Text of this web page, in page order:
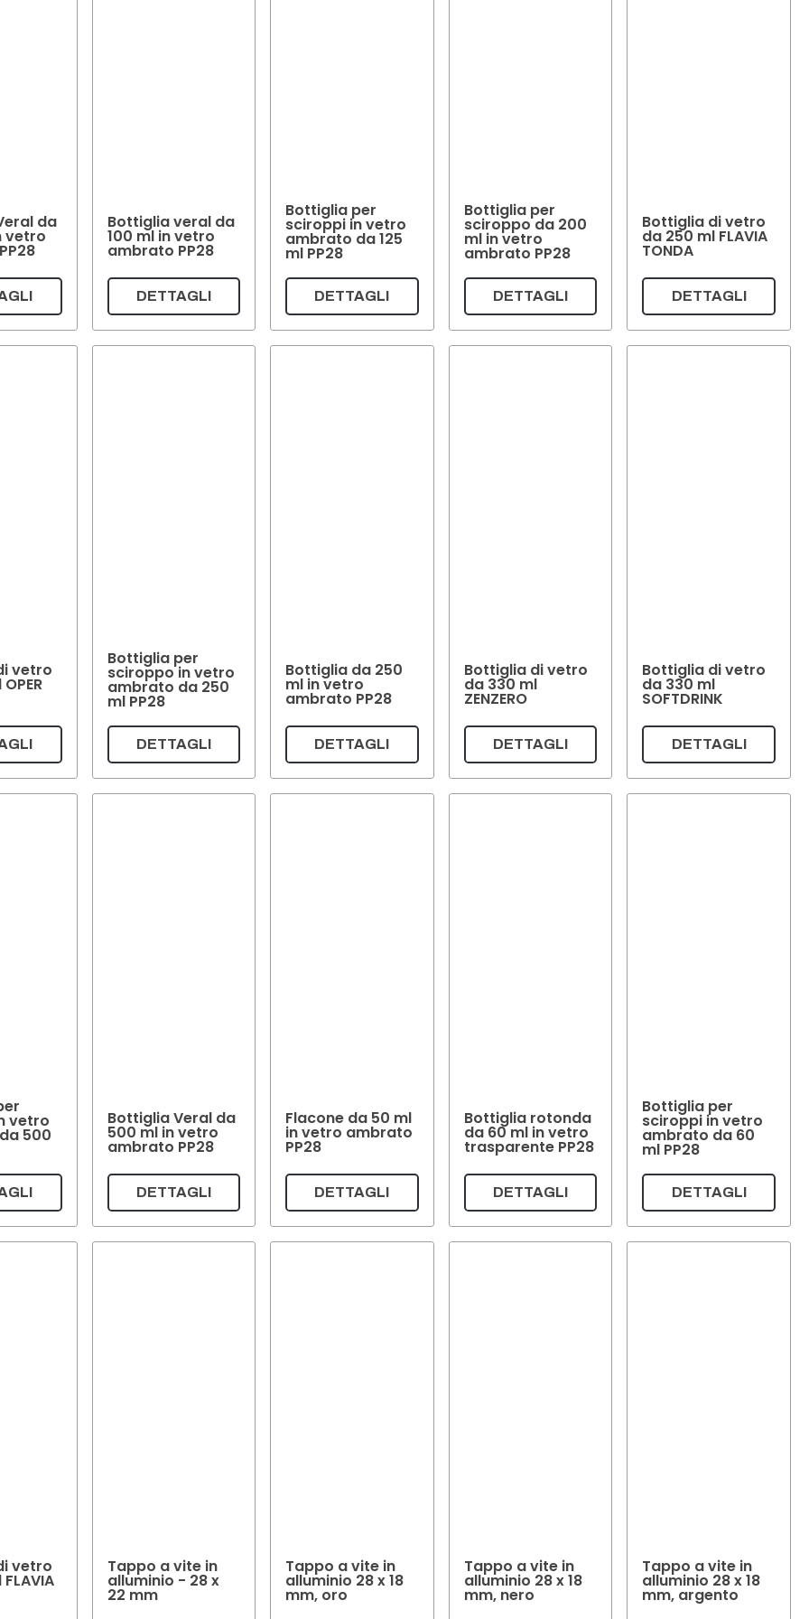
da
vetro
Bottiglia veral da
100 ml in vetro
ambrato PP28
DETTAGLI
Bottiglia per
sciroppi in vetro
ambrato da 125
ml PP28
DETTAGLI
Bottiglia per
sciroppo da 200
ml in vetro
ambrato PP28
DETTAGLI
Bottiglia di vetro
da 250 ml FLAVIA
TONDA
DETTAGLI
vetro
Bottiglia per
sciroppo in vetro
ambrato da 250
ml PP28
DETTAGLI
Bottiglia da 250
ml in vetro
ambrato PP28
DETTAGLI
Bottiglia di vetro
da 330 ml
ZENZERO
DETTAGLI
Bottiglia di vetro
da 330 ml
SOFTDRINK
DETTAGLI
vetro
500
Bottiglia Veral da
500 ml in vetro
ambrato PP28
DETTAGLI
Flacone da 50 ml
in vetro ambrato
PP28
DETTAGLI
Bottiglia rotonda
da 60 ml in vetro
trasparente PP28
DETTAGLI
Bottiglia per
sciroppi in vetro
ambrato da 60
ml PP28
DETTAGLI
vetro Tappo a vite in
alluminio - 28 x
22 mm
Tappo a vite in
alluminio 28 x 18
mm, oro
Tappo a vite in
alluminio 28 x 18
mm, nero
Tappo a vite in
alluminio 28 x 18
mm, argento